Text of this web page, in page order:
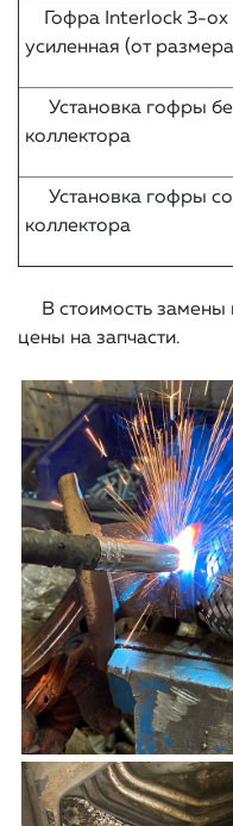
Гофра Interlock 3-ох
усиленная (от
Установка гофры
коллектора
Установка гофры со
коллектора
В стоимость замены
цены на запчасти.